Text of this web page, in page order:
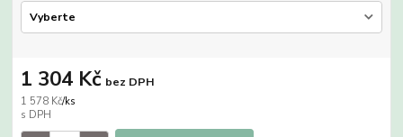
1 578 Kč/ks
1 304 Kč bez DPH